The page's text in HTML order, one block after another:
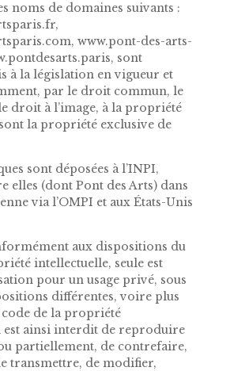
noms de domaines suivants :
www.pont-des-arts-
sont
à la législation en vigueur et
par le droit commun, le
droit à l’image, à la propriété
la propriété exclusive de
sont déposées à l’INPI,
elles (dont Pont des Arts) dans
via l’OMPI et aux États-Unis
aux dispositions du
intellectuelle, seule est
pour un usage privé, sous
différentes, voire plus
de la propriété
est ainsi interdit de reproduire
partiellement, de contrefaire,
transmettre, de modifier,